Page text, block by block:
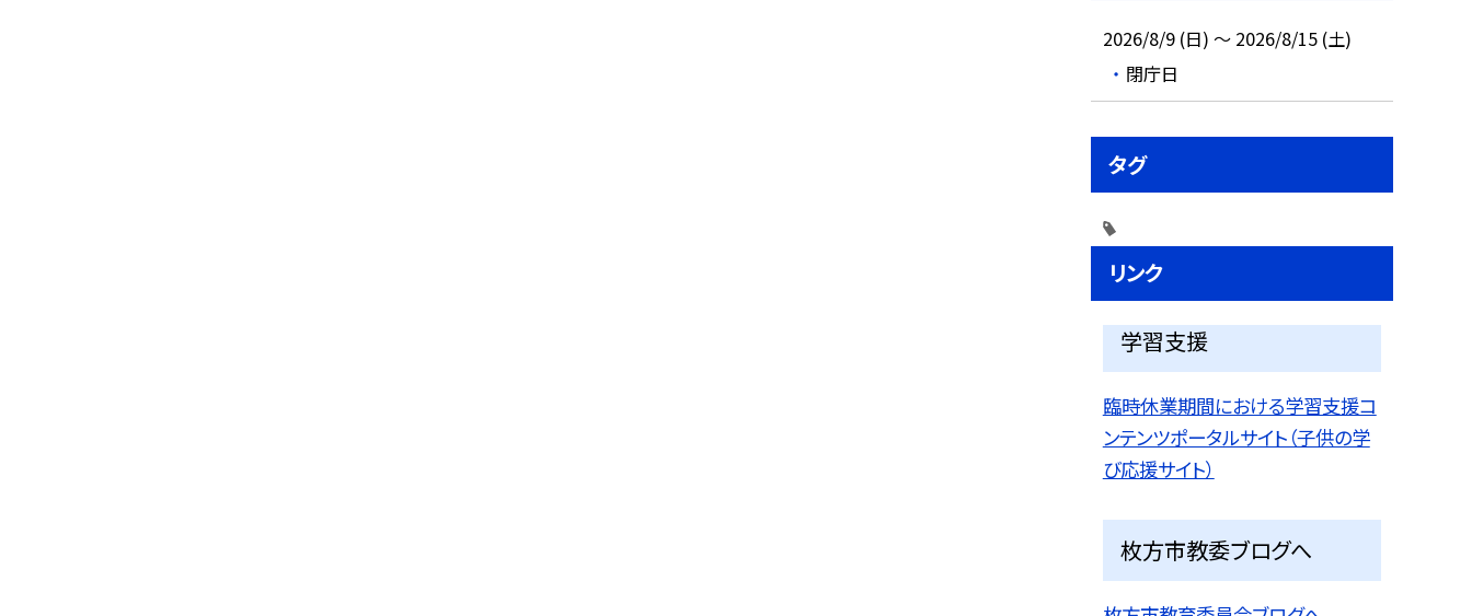
2026/8/9 (日) ～ 2026/8/15 (土)
閉庁日
タグ
リンク
学習支援
臨時休業期間における学習支援コ
ンテンツポータルサイト（子供の学
び応援サイト）
枚方市教委ブログへ